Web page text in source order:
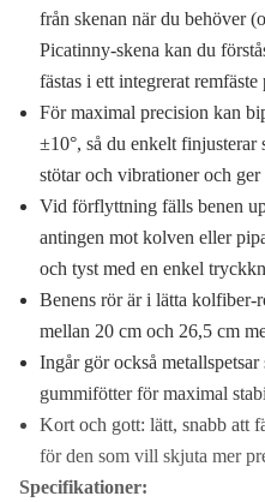
från skenan när du behöver
Picatinny-skena kan du
fästas i ett integrerat
För maximal precision kan
±10°, så du enkelt
stötar och vibrationer och
Vid förflyttning fälls benen
antingen mot kolven eller
och tyst med en enkel
Benens rör är i lätta kolfiber-
mellan 20 cm och 26,5 cm
Ingår gör också
gummifötter för maximal
Kort och gott: lätt, snabb att
för den som vill skjuta mer
Specifikationer: